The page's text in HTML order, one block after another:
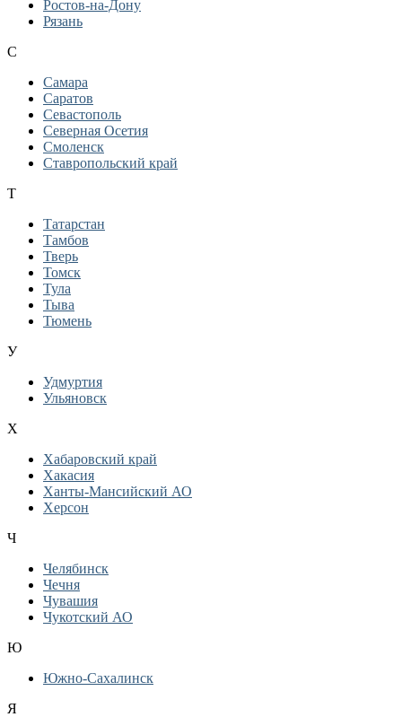
Ростов-на-Дону
Рязань
С
Самара
Саратов
Севастополь
Северная Осетия
Смоленск
Ставропольский край
Т
Татарстан
Тамбов
Тверь
Томск
Тула
Тыва
Тюмень
У
Удмуртия
Ульяновск
Х
Хабаровский край
Хакасия
Ханты-Мансийский АО
Херсон
Ч
Челябинск
Чечня
Чувашия
Чукотский АО
Ю
Южно-Сахалинск
Я